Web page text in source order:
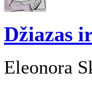
Džiazas
Eleonora